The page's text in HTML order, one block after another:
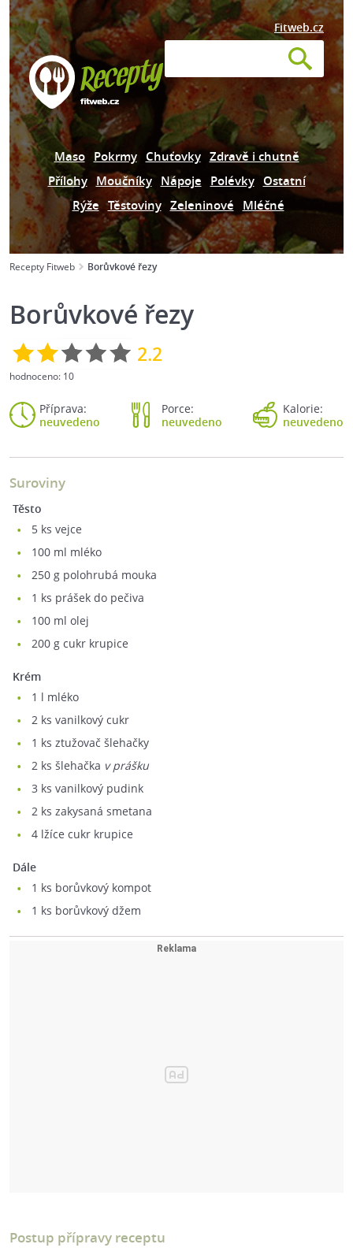
Fitweb.cz
Maso Pokrmy Chuťovky Zdravě i chutně
Přílohy Moučníky Nápoje Polévky Ostatní
Rýže Těstoviny Zeleninové Mléčné
Recepty Fitweb Borůvkové řezy
Borůvkové řezy
2.2
hodnoceno: 10
Příprava:
neuvedeno
Porce:
neuvedeno
Kalorie:
neuvedeno
Suroviny
Těsto
5 ks vejce
100 ml mléko
250 g polohrubá mouka
1 ks prášek do pečiva
100 ml olej
200 g cukr krupice
Krém
1 l mléko
2 ks vanilkový cukr
1 ks ztužovač šlehačky
2 ks šlehačka v prášku
3 ks vanilkový pudink
2 ks zakysaná smetana
4 lžíce cukr krupice
Dále
1 ks borůvkový kompot
1 ks borůvkový džem
Postup přípravy receptu